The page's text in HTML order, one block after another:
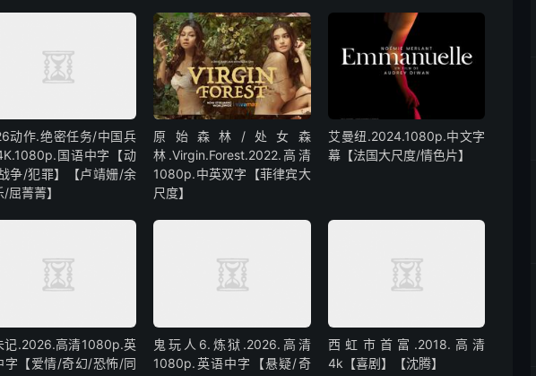
动作.绝密任务/中国兵
国语中字【动
争/犯罪】【卢靖姗/余
屈菁菁】
原始森林/处女森
林.Virgin.Forest.2022.高清
1080p.中英双字【菲律宾大
尺度】
艾曼纽.2024.1080p.中文字
幕【法国大尺度/情色片】
记.2026.高清1080p.英
字【爱情/奇幻/恐怖/同
鬼玩人6.炼狱.2026.高清
1080p.英语中字【悬疑/奇
西虹市首富.2018.高清
4k【喜剧】【沈腾】